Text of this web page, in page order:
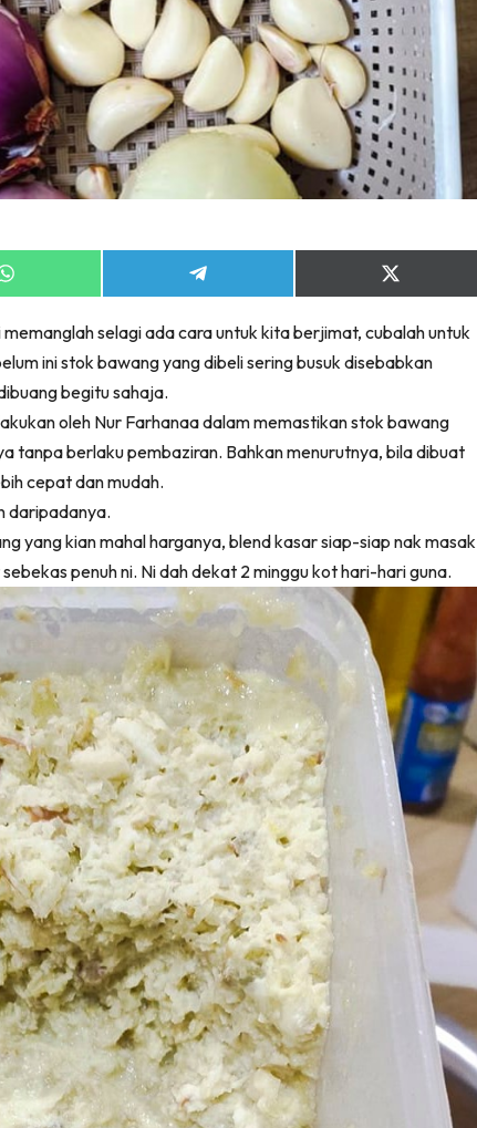
Share
on
Share
on
Share
on
(Twitter)
selagi ada cara untuk kita berjimat, cubalah untuk
ini stok bawang yang dibeli sering busuk disebabkan
begitu sahaja.
oleh Nur Farhanaa dalam memastikan stok bawang
tanpa berlaku pembaziran. Bahkan menurutnya, bila dibuat
cepat dan mudah.
daripadanya.
yang kian mahal harganya, blend kasar siap-siap nak masak
penuh ni. Ni dah dekat 2 minggu kot hari-hari guna.